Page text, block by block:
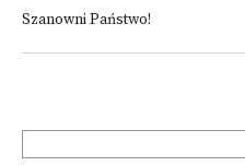
Szanowni Państwo!